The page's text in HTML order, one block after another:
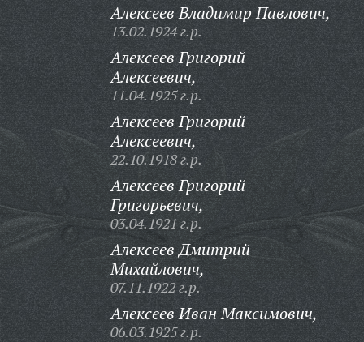
Алексеев Владимир Павлович,
13.02.1924 г.р.
Алексеев Григорий
Алексеевич,
11.04.1925 г.р.
Алексеев Григорий
Алексеевич,
22.10.1918 г.р.
Алексеев Григорий
Григорьевич,
03.04.1921 г.р.
Алексеев Дмитрий
Михайлович,
07.11.1922 г.р.
Алексеев Иван Максимович,
06.03.1925 г.р.